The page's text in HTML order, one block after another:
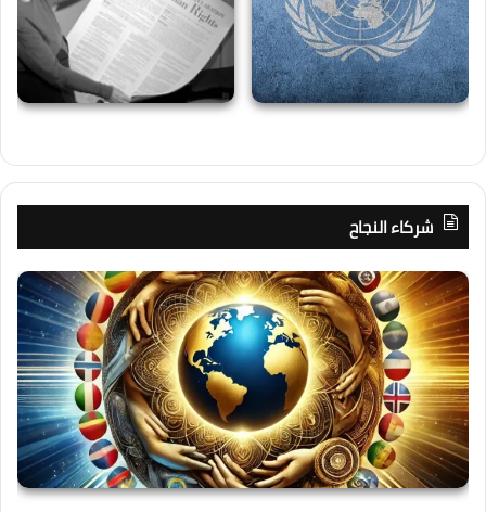
شركاء النجاح